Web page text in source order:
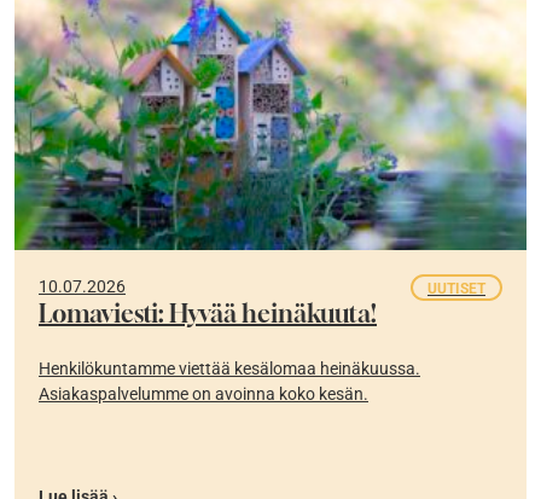
10.07.2026 UUTISET
Lomaviesti: Hyvää heinäkuuta!
Henkilökuntamme viettää kesälomaa heinäkuussa.
Asiakaspalvelumme on avoinna koko kesän.